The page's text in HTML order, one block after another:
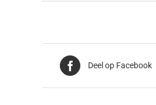
Deel op Facebook